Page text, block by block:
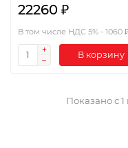
22260 ₽
В том числе НДС 5% - 1060 ₽
В корзину
Показано с 1